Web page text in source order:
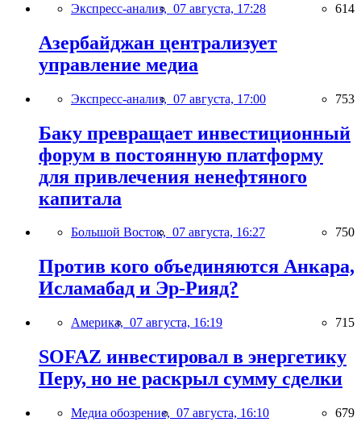
Экспресс-анализ, 07 августа, 17:28 614
Азербайджан централизует
управление медиа
Экспресс-анализ, 07 августа, 17:00 753
Баку превращает инвестиционный
форум в постоянную платформу
для привлечения ненефтяного
капитала
Большой Восток, 07 августа, 16:27 750
Против кого объединяются Анкара,
Исламабад и Эр-Рияд?
Америка, 07 августа, 16:19 715
SOFAZ инвестировал в энергетику
Перу, но не раскрыл сумму сделки
Медиа обозрение, 07 августа, 16:10 679